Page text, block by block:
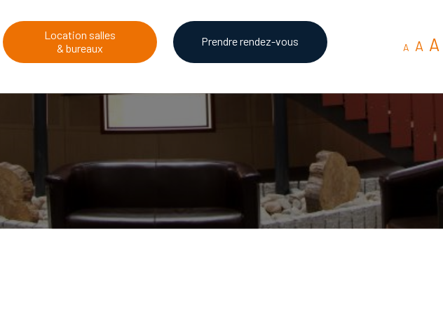
Location salles
& bureaux
Prendre rendez-vous A A A